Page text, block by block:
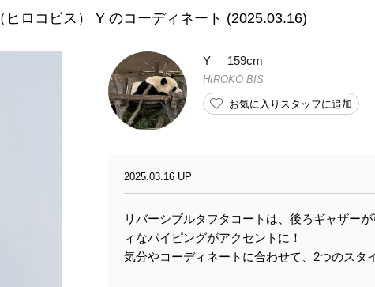
ヒロコビス） Y のコーディネート (2025.03.16)
Y 159cm
HIROKO BIS
お気に入りスタッフに追加
2025.03.16 UP
リバーシブルタフタコートは、後ろギャザー
ィなパイピングがアクセントに！
気分やコーディネートに合わせて、2つのスタ